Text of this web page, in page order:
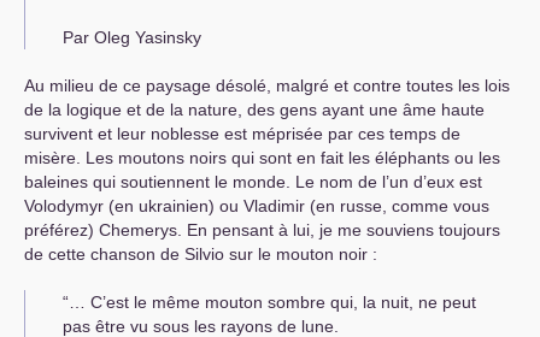
Par Oleg Yasinsky
Au milieu de ce paysage désolé, malgré et contre toutes les lois
de la logique et de la nature, des gens ayant une âme haute
survivent et leur noblesse est méprisée par ces temps de
misère. Les moutons noirs qui sont en fait les éléphants ou les
baleines qui soutiennent le monde. Le nom de l’un d’eux est
Volodymyr (en ukrainien) ou Vladimir (en russe, comme vous
préférez) Chemerys. En pensant à lui, je me souviens toujours
de cette chanson de Silvio sur le mouton noir :
“… C’est le même mouton sombre qui, la nuit, ne peut
pas être vu sous les rayons de lune.